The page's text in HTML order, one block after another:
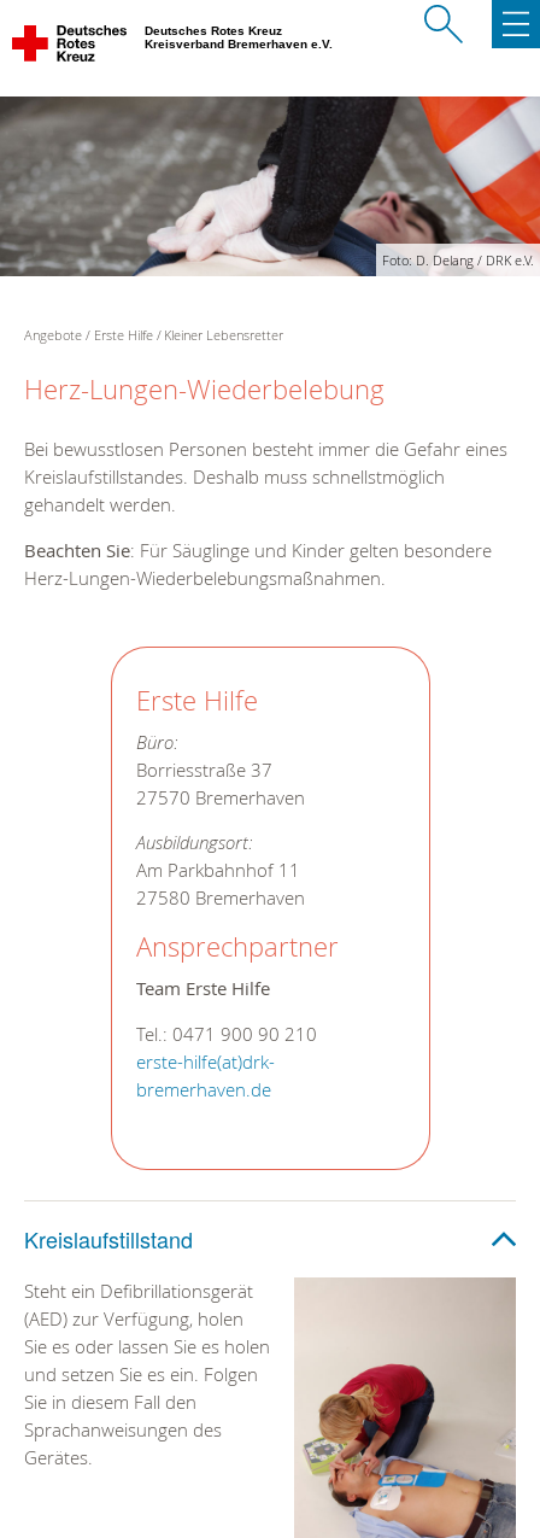
Deutsches Rotes Kreuz
Kreisverband Bremerhaven e.V.
Foto: D. Delang / DRK e.V.
Angebote Erste Hilfe Kleiner Lebensretter
Herz-Lungen-Wiederbelebung
Bei bewusstlosen Personen besteht immer die Gefahr eines
Kreislaufstillstandes. Deshalb muss schnellstmöglich
gehandelt werden.
Beachten Sie: Für Säuglinge und Kinder gelten besondere
Herz-Lungen-Wiederbelebungsmaßnahmen.
Erste Hilfe
Büro:
Borriesstraße 37
27570 Bremerhaven
Ausbildungsort:
Am Parkbahnhof 11
27580 Bremerhaven
Ansprechpartner
Team Erste Hilfe
Tel.: 0471 900 90 210
erste-hilfe(at)drk-
bremerhaven.de
Kreislaufstillstand
Steht ein Defibrillationsgerät
(AED) zur Verfügung, holen
Sie es oder lassen Sie es holen
und setzen Sie es ein. Folgen
Sie in diesem Fall den
Sprachanweisungen des
Gerätes.